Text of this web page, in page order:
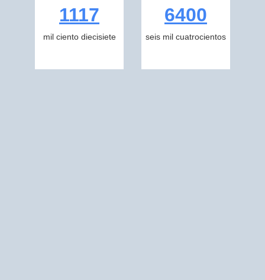
1117
mil ciento diecisiete
6400
seis mil cuatrocientos